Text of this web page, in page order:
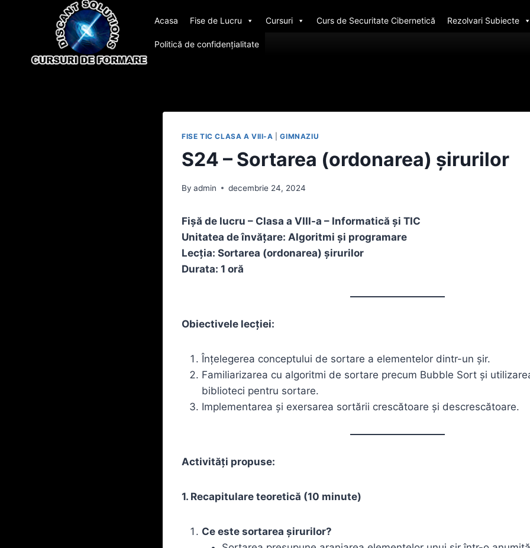
Acasa Fise de Lucru Cursuri Curs de Securitate Cibernetică Rezolvari Subiecte
Politică de confidențialitate
FISE TIC CLASA A VIII-A |GIMNAZIU
S24 – Sortarea (ordonarea) șirurilor
By admin decembrie 24, 2024
Fișă de lucru – Clasa a VIII-a – Informatică și TIC
Unitatea de învățare: Algoritmi și programare
Lecția: Sortarea (ordonarea) șirurilor
Durata: 1 oră
Obiectivele lecției:
Înțelegerea conceptului de sortare a elementelor dintr-un șir.
Familiarizarea cu algoritmi de sortare precum Bubble Sort și
biblioteci pentru sortare.
Implementarea și exersarea sortării crescătoare și descrescătoare.
Activități propuse:
1. Recapitulare teoretică (10 minute)
Ce este sortarea șirurilor?